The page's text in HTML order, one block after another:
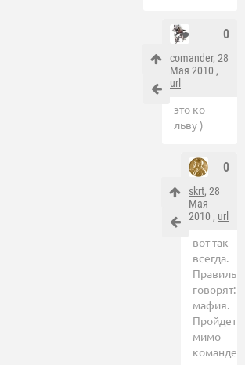
0
comander, 28
Мая 2010 ,
url
это ко
льву )
0
skrt, 28
Мая
2010 , url
вот так
всегда.
говорят:
мафия.
Пройдет
мимо
командер,